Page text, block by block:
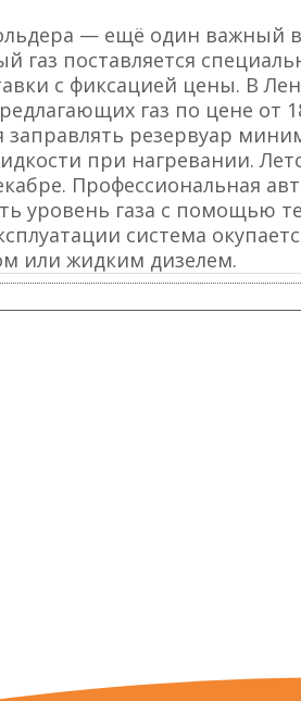
— ещё один
газ поставляется
с фиксацией цены. В
газ по цене от
заправлять резервуар
при нагревании.
Профессиональная
уровень газа с помощью
система
или жидким дизелем.